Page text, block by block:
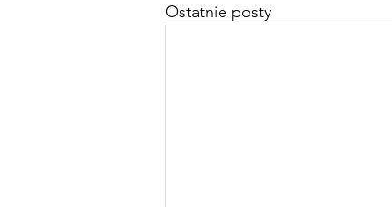
Ostatnie posty